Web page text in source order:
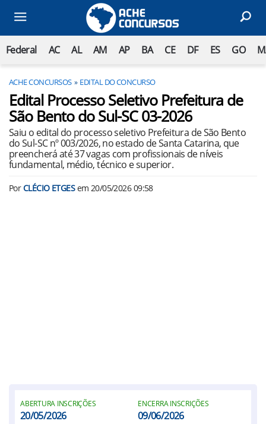
Federal AC AL AM AP BA CE DF ES GO
ACHE CONCURSOS EDITAL DO CONCURSO
Edital Processo Seletivo Prefeitura de
São Bento do Sul-SC 03-2026
Saiu o edital do processo seletivo Prefeitura de São Bento
do Sul-SC nº 003/2026, no estado de Santa Catarina, que
preencherá até 37 vagas com profissionais de níveis
fundamental, médio, técnico e superior.
PorCLÉCIO ETGESem 20/05/2026 09:58
ABERTURA INSCRIÇÕES
20/05/2026
ENCERRA INSCRIÇÕES
09/06/2026